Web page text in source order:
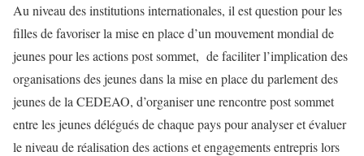
Au niveau des institutions internationales, il est question pour les
filles de favoriser la mise en place d’un mouvement mondial de
jeunes pour les actions post sommet, de faciliter l’implication des
organisations des jeunes dans la mise en place du parlement des
jeunes de la CEDEAO, d’organiser une rencontre post sommet
entre les jeunes délégués de chaque pays pour analyser et évaluer
le niveau de réalisation des actions et engagements entrepris lors